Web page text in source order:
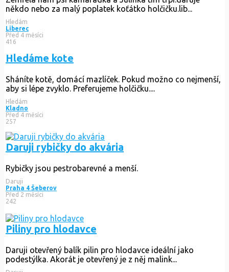
někdo nebo za malý poplatek koťátko holčičku.lib...
Hledám
Liberec
Před 4 měsíci
416
Hledáme kote
Sháníte kotě, domácí mazlíček. Pokud možno co nejmenší,
aby si lépe zvyklo. Preferujeme holčičku....
Hledám
Kladno
Před 4 měsíci
257
Daruji rybičky do akvária
Rybičky jsou pestrobarevné a menší.
Daruji
Praha 4 Šeberov
Před 2 měsíci
242
Piliny pro hlodavce
Daruji otevřený balík pilin pro hlodavce ideální jako
podestýlka. Akorát je otevřený je z něj malink...